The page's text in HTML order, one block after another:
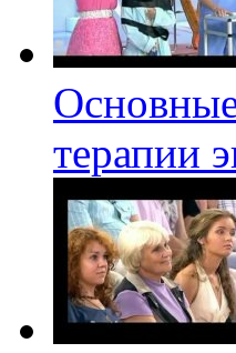
терапии